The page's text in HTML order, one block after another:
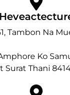
Tambon Na
Ko
Surat Thani